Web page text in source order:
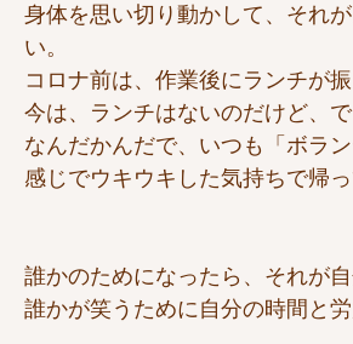
身体を思い切り動かして、それ
い。
コロナ前は、作業後にランチが
今は、ランチはないのだけど、
なんだかんだで、いつも「ボラ
感じでウキウキした気持ちで帰っ
誰かのためになったら、それが
誰かが笑うために自分の時間と